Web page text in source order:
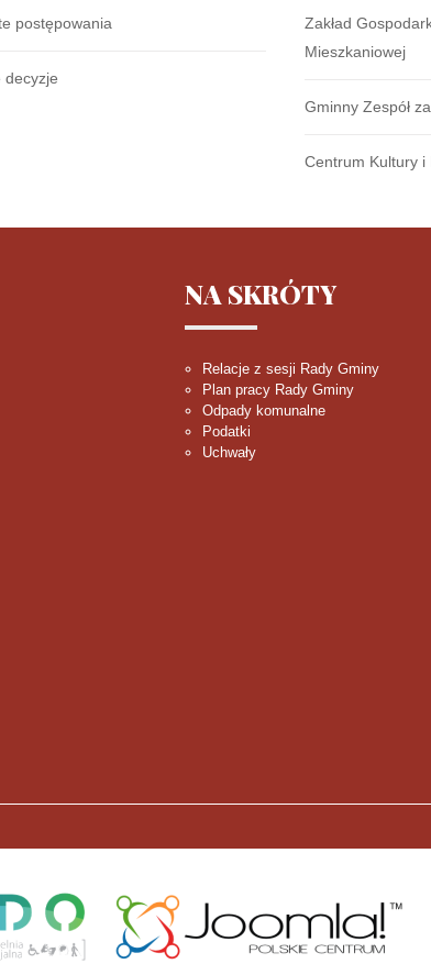
postępowania
decyzje
Zakład
Mieszkaniowej
Gminny Zespół
Centrum Kultury i
NA SKRÓTY
Relacje z sesji Rady Gminy
Plan pracy Rady Gminy
Odpady komunalne
Podatki
Uchwały